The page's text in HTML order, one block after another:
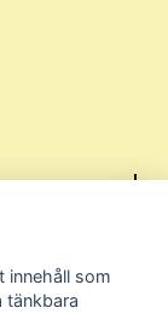
innehåll som
tänkbara